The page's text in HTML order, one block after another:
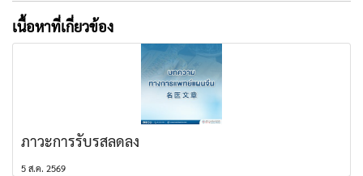
เนื้อหาที่เกี่ยวข้อง
ภาวะการรับรสลดลง
5 ส.ค. 2569